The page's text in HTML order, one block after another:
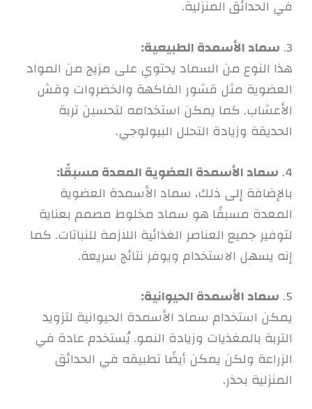
في الحدائق المنزلية.
3. سماد الأسمدة الطبيعية:
هذا النوع من السماد يحتوي على مزيج من المواد
العضوية مثل قشور الفاكهة والخضروات وقش
الأعشاب. كما يمكن استخدامه لتحسين تربة
الحديقة وزيادة التحلل البيولوجي.
4. سماد الأسمدة العضوية المعدة مسبقًا:
بالإضافة إلى ذلك، سماد الأسمدة العضوية
المعدة مسبقًا هو سماد مخلوط مصمم بعناية
لتوفير جميع العناصر الغذائية اللازمة للنباتات. كما
إنه يسهل الاستخدام ويوفر نتائج سريعة.
5. سماد الأسمدة الحيوانية:
يمكن استخدام سماد الأسمدة الحيوانية لتزويد
التربة بالمغذيات وزيادة النمو. يُستخدم عادة في
الزراعة ولكن يمكن أيضًا تطبيقه في الحدائق
المنزلية بحذر.